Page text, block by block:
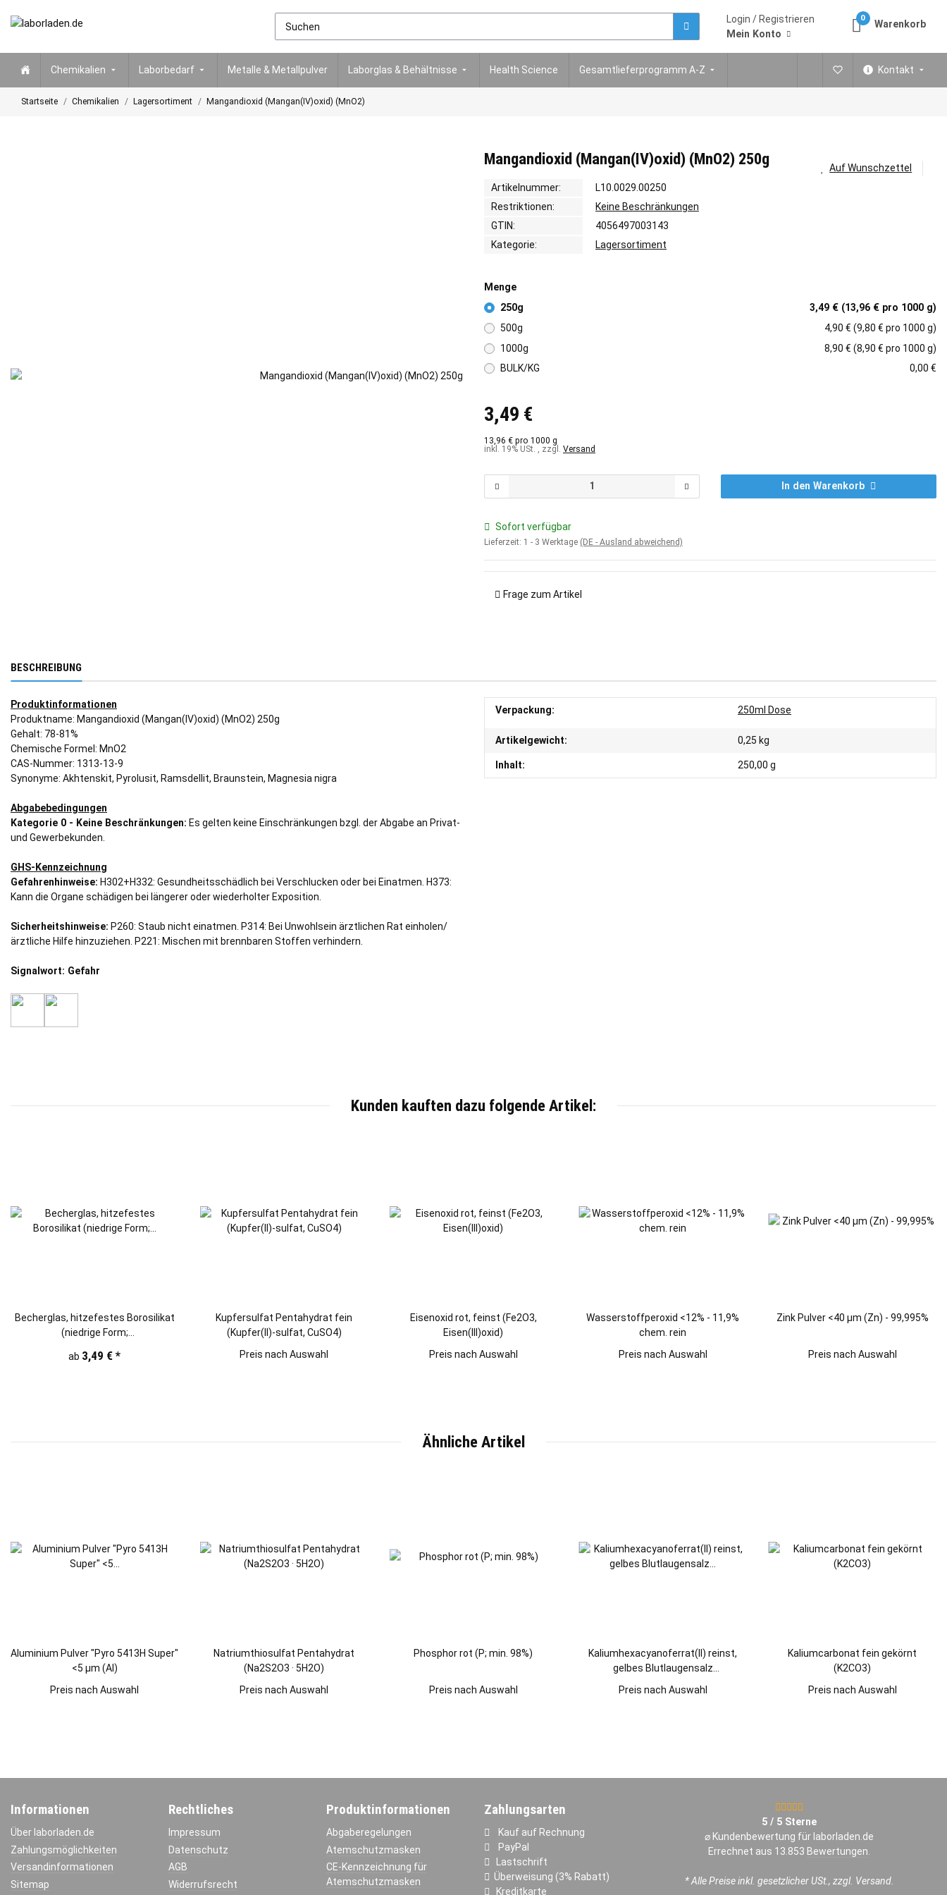
Login / Registrieren
Mein Konto
0
Warenkorb
Chemikalien Laborbedarf Metalle & Metallpulver Laborglas & Behältnisse Health Science Gesamtlieferprogramm A-Z Kontakt
Startseite Chemikalien Lagersortiment Mangandioxid (Mangan(IV)oxid) (MnO2)
Mangandioxid (Mangan(IV)oxid) (MnO2) 250g
Artikelnummer:
L10.0029.00250
Restriktionen:
Keine Beschränkungen
GTIN:
4056497003143
Kategorie:
Lagersortiment
Menge
250g
3,49 € (13,96 € pro 1000 g)
500g
4,90 € (9,80 € pro 1000 g)
1000g
8,90 € (8,90 € pro 1000 g)
BULK/KG
0,00 €
3,49 €
13,96 € pro 1000 g
inkl. 19% USt. , zzgl. Versand
In den Warenkorb
Sofort verfügbar
Lieferzeit: 1 - 3 Werktage (DE - Ausland abweichend)
Frage zum Artikel
Auf Wunschzettel
BESCHREIBUNG
Produktinformationen
Produktname: Mangandioxid (Mangan(IV)oxid) (MnO2) 250g
Gehalt: 78-81%
Chemische Formel: MnO2
CAS-Nummer: 1313-13-9
Synonyme: Akhtenskit, Pyrolusit, Ramsdellit, Braunstein, Magnesia nigra
Abgabebedingungen
Kategorie 0 - Keine Beschränkungen: Es gelten keine Einschränkungen bzgl. der Abgabe an Privat-
und Gewerbekunden.
GHS-Kennzeichnung
Gefahrenhinweise: H302+H332: Gesundheitsschädlich bei Verschlucken oder bei Einatmen. H373:
Kann die Organe schädigen bei längerer oder wiederholter Exposition.
Sicherheitshinweise: P260: Staub nicht einatmen. P314: Bei Unwohlsein ärztlichen Rat einholen/
ärztliche Hilfe hinzuziehen. P221: Mischen mit brennbaren Stoffen verhindern.
Signalwort: Gefahr
Verpackung: 250ml Dose
Artikelgewicht: 0,25 kg
Inhalt: 250,00 g
Kunden kauften dazu folgende Artikel:
Becherglas, hitzefestes Borosilikat
(niedrige Form;
ab 3,49 €*
Kupfersulfat Pentahydrat fein
(Kupfer(II)-sulfat, CuSO4)
Preis nach Auswahl
Eisenoxid rot, feinst (Fe2O3,
Eisen(III)oxid)
Preis nach Auswahl
Wasserstoffperoxid <12% - 11,9%
chem. rein
Preis nach Auswahl
Zink Pulver <40 µm (Zn) - 99,995%
Preis nach Auswahl
Ähnliche Artikel
Aluminium Pulver "Pyro 5413H Super"
<5 µm (Al)
Preis nach Auswahl
Natriumthiosulfat Pentahydrat
(Na2S2O3 · 5H2O)
Preis nach Auswahl
Phosphor rot (P; min. 98%)
Preis nach Auswahl
Kaliumhexacyanoferrat(II) reinst,
gelbes Blutlaugensalz
Preis nach Auswahl
Kaliumcarbonat fein gekörnt
(K2CO3)
Preis nach Auswahl
Informationen
Über laborladen.de
Zahlungsmöglichkeiten
Versandinformationen
Sitemap
Rechtliches
Impressum
Datenschutz
AGB
Widerrufsrecht
Produktinformationen
Abgaberegelungen
Atemschutzmasken
CE-Kennzeichnung für
Atemschutzmasken
Zahlungsarten
Kauf auf Rechnung
PayPal
Lastschrift
Überweisung (3% Rabatt)
Kreditkarte
5 / 5 Sterne
⌀ Kundenbewertung für laborladen.de
Errechnet aus 13.853 Bewertungen.
* Alle Preise inkl. gesetzlicher USt., zzgl. Versand.